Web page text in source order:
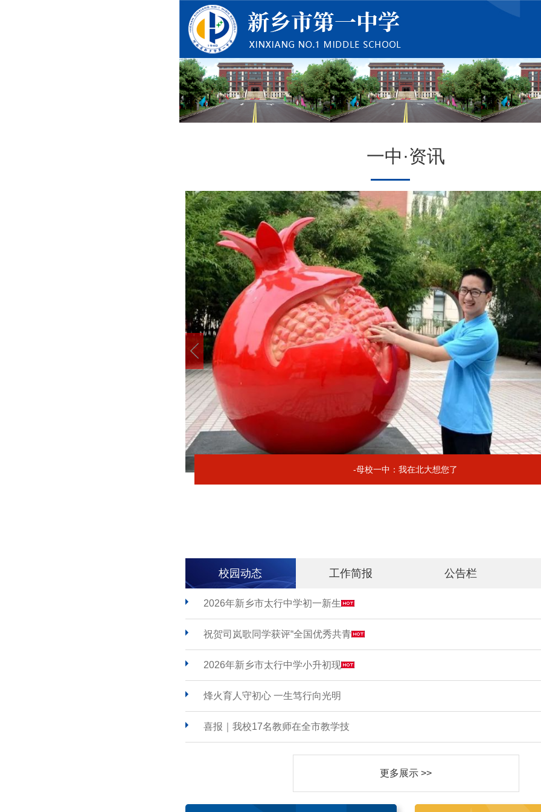
一中·资讯
-母校一中：我在北大想您了
校园动态 工作简报 公告栏
2026年新乡市太行中学初一新生
祝贺司岚歌同学获评“全国优秀共青
2026年新乡市太行中学小升初现
烽火育人守初心 一生笃行向光明
喜报｜我校17名教师在全市教学技
更多展示 >>